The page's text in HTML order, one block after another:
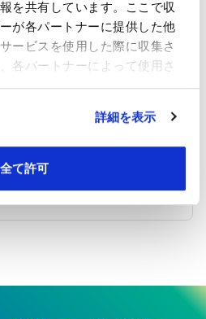
を共有しています。ここで収
が各パートナーに提供した他
ービスを使用した際に収集さ
各パートナーによって使用さ
詳細を表示
全て許可
工内容・使用用途などをお伺い
ロット条件をご案内いたしま
お問い合わせください。
はもらえますか？
場合がございますので、詳細は